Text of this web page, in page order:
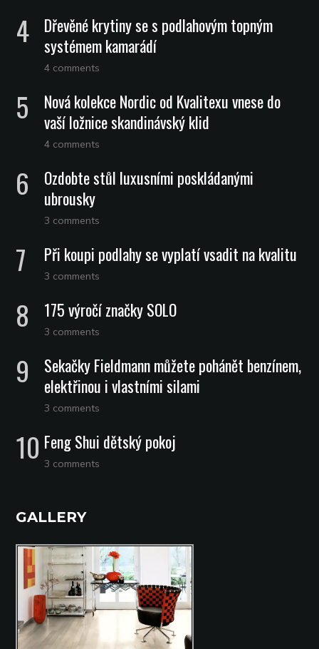
Dřevěné krytiny se s podlahovým topným
systémem kamarádí
4 comments
Nová kolekce Nordic od Kvalitexu vnese do
vaší ložnice skandinávský klid
4 comments
Ozdobte stůl luxusními poskládanými
ubrousky
3 comments
Při koupi podlahy se vyplatí vsadit na kvalitu
3 comments
175 výročí značky SOLO
3 comments
Sekačky Fieldmann můžete pohánět benzínem,
elektřinou i vlastními silami
3 comments
Feng Shui dětský pokoj
3 comments
GALLERY